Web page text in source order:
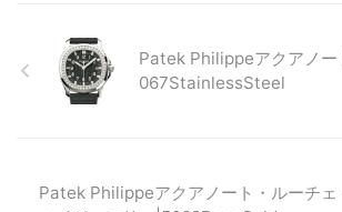
Patek Philippeアクアノー
067StainlessSteel
Patek Philippeアクアノート・ルーチェ